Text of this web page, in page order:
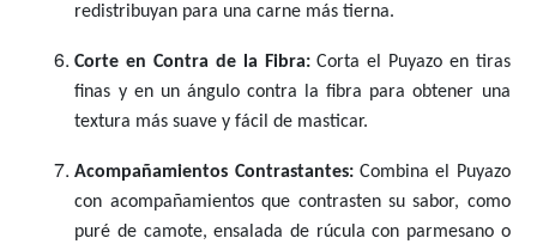
redistribuyan para una carne más tierna.
Corte en Contra de la Fibra:Corta el Puyazo en tiras
finas y en un ángulo contra la fibra para obtener una
textura más suave y fácil de masticar.
Acompañamientos Contrastantes:Combina el Puyazo
con acompañamientos que contrasten su sabor, como
puré de camote, ensalada de rúcula con parmesano o